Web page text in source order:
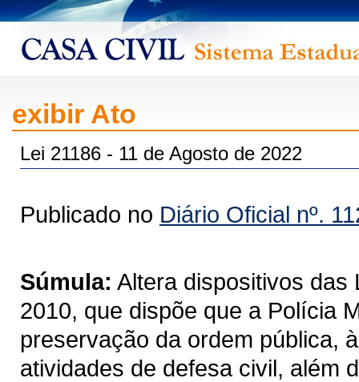
exibir Ato
Lei 21186 - 11 de Agosto de 2022
Publicado no Diário Oficial nº.
Súmula: Altera dispositivos das
2010, que dispõe que a Polícia
preservação da ordem pública,
atividades de defesa civil, além